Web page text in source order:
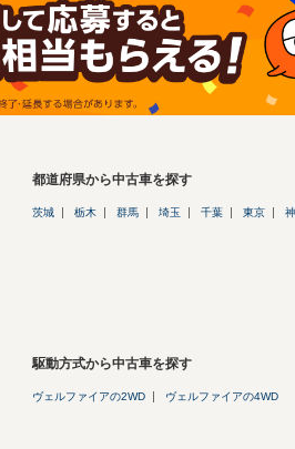
都道府県から中古車を探す
茨城 栃木 群馬 埼玉 千葉 東京
駆動方式から中古車を探す
ヴェルファイアの2WD ヴェルファイアの4WD